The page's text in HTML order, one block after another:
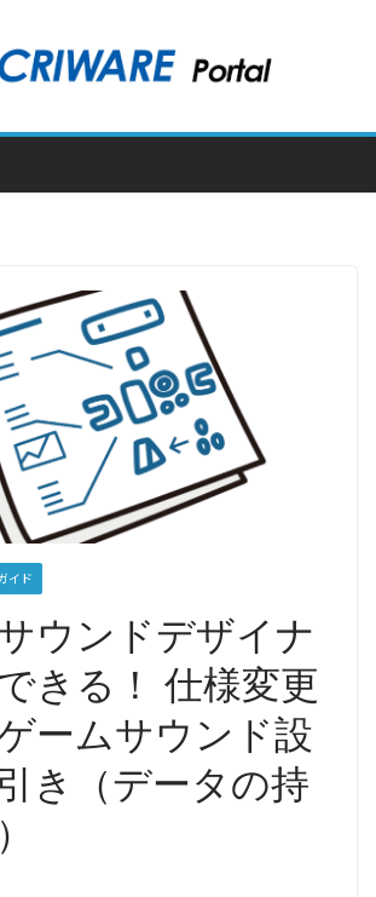
イド
ウンドデザイナ
きる！ 仕様変更
ームサウンド設
き（データの持